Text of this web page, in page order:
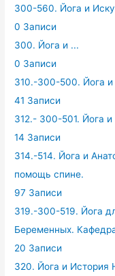
300-560. Йога и
0 Записи
300. Йога и ...
0 Записи
310.-300-500. Йога и
41 Записи
312.- 300-501. Йога
14 Записи
314.-514. Йога и
помощь спине.
97 Записи
319.-300-519. Йога
Беременных.
20 Записи
320. Йога и История